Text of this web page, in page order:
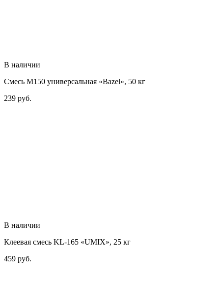
В наличии
Смесь М150 универсальная «Bazel», 50 кг
239 руб.
В наличии
Клеевая смесь KL-165 «UMIX», 25 кг
459 руб.